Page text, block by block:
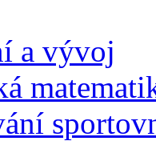
a vývoj